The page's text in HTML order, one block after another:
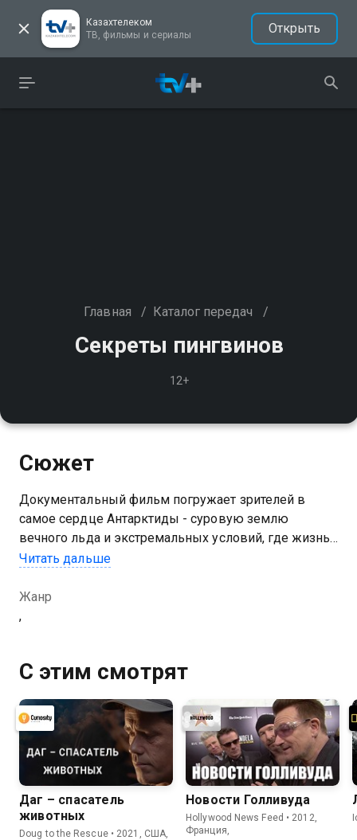
Казахтелеком
ТВ, фильмы и сериалы
Открыть
Главная / Каталог передач /
Секреты пингвинов
12+
Сюжет
Документальный фильм погружает зрителей в
самое сердце Антарктиды - суровую землю
вечного льда и экстремальных условий, где жизнь
существует вопреки всему
Читать дальше
Жанр
,
С этим смотрят
Даг – спасатель
животных
Doug to the Rescue • 2021, США,
Новости Голливуда
Hollywood News Feed • 2012,
Франция,